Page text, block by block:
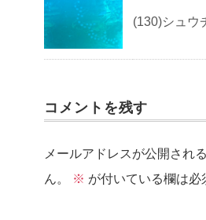
(130)シュウ
コメントを残す
メールアドレスが公開され
ん。
※ が付いている欄は必